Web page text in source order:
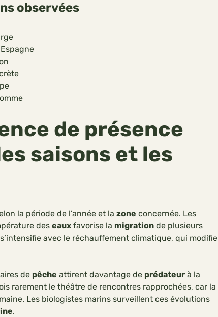
observées
de présence
saisons et les
la période de l’année et la zone concernée. Les
des eaux favorise la migration de plusieurs
avec le réchauffement climatique, qui modifie
de pêche attirent davantage de prédateur à la
rarement le théâtre de rencontres rapprochées, car la
Les biologistes marins surveillent ces évolutions
.